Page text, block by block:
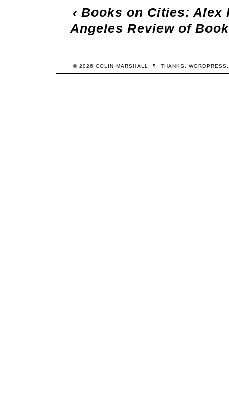
‹Books on Cities: Alex
Angeles Review of
© 2026COLIN MARSHALL ¶ THANKS,WORDPRESS